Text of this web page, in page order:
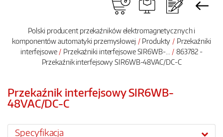
Polski producent przekaźników elektromagnetycznych i
komponentów automatyki przemysłowej
Produkty
Przekaźniki
interfejsowe
Przekaźniki interfejsowe SIR6WB-...
863782 -
Przekaźnik interfejsowy SIR6WB-48VAC/DC-C
Przekaźnik interfejsowy SIR6WB-
48VAC/DC-C
Specyfikacja